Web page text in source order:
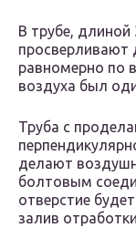
В трубе,
просверливают
равномерно по
воздуха был
Труба с
делают
болтовым
отверстие
залив